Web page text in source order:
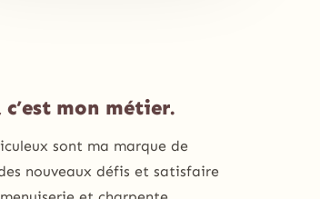
mon métier.
sont ma marque de
nouveaux défis et satisfaire